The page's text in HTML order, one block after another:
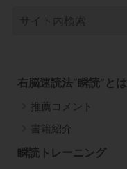
右脳速読法”瞬読”とは
推薦コメント
書籍紹介
瞬読トレーニング